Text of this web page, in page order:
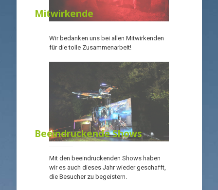
Mitwirkende
Wir bedanken uns bei allen Mitwirkenden
für die tolle Zusammenarbeit!
Beeindruckende Shows
Mit den beeindruckenden Shows haben
wir es auch dieses Jahr wieder geschafft,
die Besucher zu begeistern.